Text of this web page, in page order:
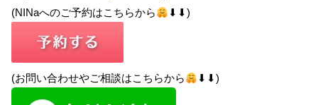
(NINaへのご予約はこちらから
⬇︎⬇︎)
(お問い合わせやご相談はこちらから ⬇︎⬇︎)